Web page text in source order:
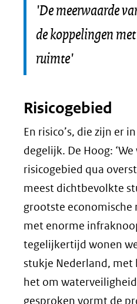
'De meerwaarde
de koppelingen
ruimte'
Risicogebied
En risico’s, die zijn er
degelijk. De Hoog:
risicogebied qua
meest dichtbevolkte
grootste economische
met enorme
tegelijkertijd wonen
stukje Nederland, met
het om
gesproken vormt de